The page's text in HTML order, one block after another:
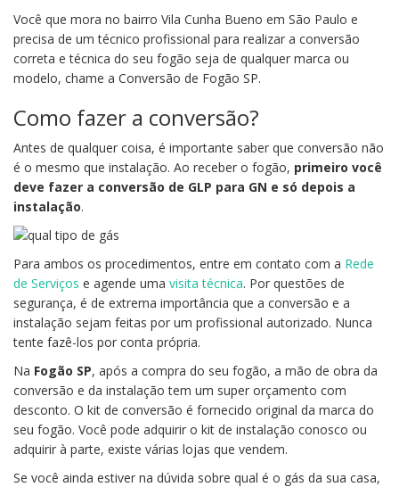
Você que mora no bairro Vila Cunha Bueno em São Paulo e
precisa de um técnico profissional para realizar a conversão
correta e técnica do seu fogão seja de qualquer marca ou
modelo, chame a Conversão de Fogão SP.
Como fazer a conversão?
Antes de qualquer coisa, é importante saber que conversão não
é o mesmo que instalação. Ao receber o fogão, primeiro você
deve fazer a conversão de GLP para GN e só depois a
instalação.
Para ambos os procedimentos, entre em contato com a Rede
de Serviços e agende uma visita técnica. Por questões de
segurança, é de extrema importância que a conversão e a
instalação sejam feitas por um profissional autorizado. Nunca
tente fazê-los por conta própria.
Na Fogão SP, após a compra do seu fogão, a mão de obra da
conversão e da instalação tem um super orçamento com
desconto. O kit de conversão é fornecido original da marca do
seu fogão. Você pode adquirir o kit de instalação conosco ou
adquirir à parte, existe várias lojas que vendem.
Se você ainda estiver na dúvida sobre qual é o gás da sua casa,